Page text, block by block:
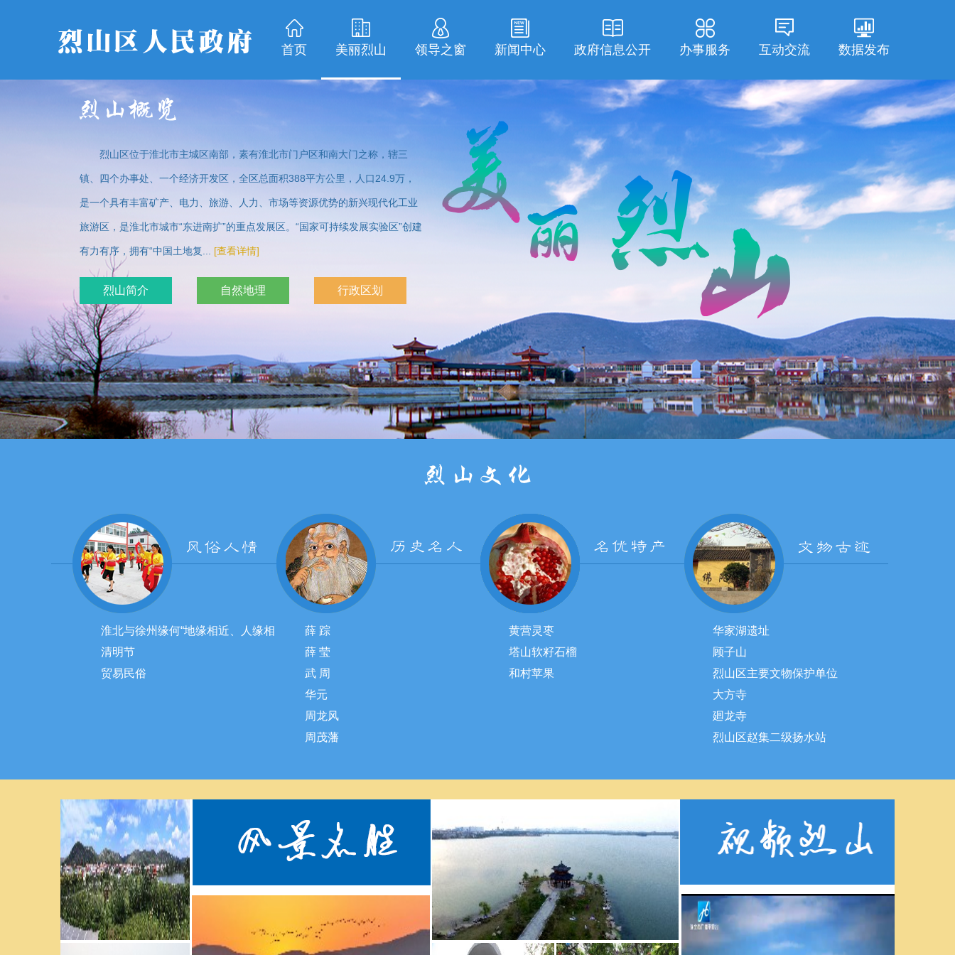
首页 美丽烈山 领导之窗 新闻中心 政府信息公开 办事服务 互动交流 数据发布
烈山区位于淮北市主城区南部，素有淮北市门户区和南大门之称，辖三
镇、四个办事处、一个经济开发区，全区总面积388平方公里，人口24.9万，
是一个具有丰富矿产、电力、旅游、人力、市场等资源优势的新兴现代化工业
旅游区，是淮北市城市“东进南扩”的重点发展区。“国家可持续发展实验区”创建
有力有序，拥有“中国土地复... [查看详情]
烈山简介 自然地理 行政区划
淮北与徐州缘何“地缘相近、人缘相
亲”
清明节
贸易民俗
薛 踪
薛 莹
武 周
华元
周龙风
周茂藩
黄营灵枣
塔山软籽石榴
和村苹果
华家湖遗址
顾子山
烈山区主要文物保护单位
大方寺
廻龙寺
烈山区赵集二级扬水站